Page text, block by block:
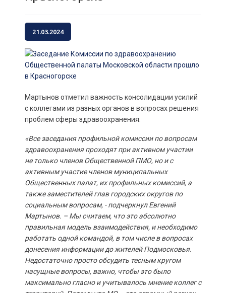
21.03.2024
Мартынов отметил важность консолидации усилий
с коллегами из разных органов в вопросах решения
проблем сферы здравоохранения:
«Все заседания профильной комиссии по вопросам
здравоохранения проходят при активном участии
не только членов Общественной ПМО, но и с
активным участие членов муниципальных
Общественных палат, их профильных комиссий, а
также заместителей глав городских округов по
социальным вопросам, - подчеркнул Евгений
Мартынов. – Мы считаем, что это абсолютно
правильная модель взаимодействия, и необходимо
работать одной командой, в том числе в вопросах
донесения информации до жителей Подмосковья.
Недостаточно просто обсудить тесным кругом
насущные вопросы, важно, чтобы это было
максимально гласно и учитывалось мнение коллег с